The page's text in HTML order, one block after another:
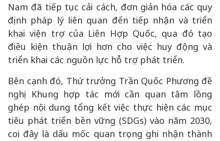
Nam đã tiếp tục cải cách, đơn giản hóa các quy
định pháp lý liên quan đến tiếp nhận và triển
khai viện trợ của Liên Hợp Quốc, qua đó tạo
điều kiện thuận lợi hơn cho việc huy động và
triển khai các nguồn lực hỗ trợ phát triển.
Bên cạnh đó, Thứ trưởng Trần Quốc Phương đề
nghị Khung hợp tác mới cần quan tâm lồng
ghép nội dung tổng kết việc thực hiện các mục
tiêu phát triển bền vững (SDGs) vào năm 2030,
coi đây là dấu mốc quan trọng ghi nhận thành